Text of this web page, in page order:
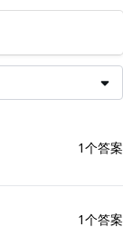
1个答案
1个答案